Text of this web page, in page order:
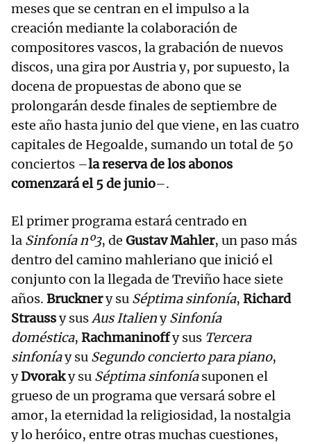
meses que se centran en el impulso a la
creación mediante la colaboración de
compositores vascos, la grabación de nuevos
discos, una gira por Austria y, por supuesto, la
docena de propuestas de abono que se
prolongarán desde finales de septiembre de
este año hasta junio del que viene, en las cuatro
capitales de Hegoalde, sumando un total de 50
conciertos –la reserva de los abonos
comenzará el 5 de junio–.
El primer programa estará centrado en
la Sinfonía nº3, de Gustav Mahler, un paso más
dentro del camino mahleriano que inició el
conjunto con la llegada de Treviño hace siete
años. Brucknery su Séptima sinfonía, Richard
Straussy susAus ItalienySinfonía
doméstica, Rachmaninoffy sus Tercera
sinfoníay su Segundo concierto para piano,
yDvoraky su Séptima sinfoníasuponen el
grueso de un programa que versará sobre el
amor, la eternidad la religiosidad, la nostalgia
y lo heróico, entre otras muchas cuestiones,